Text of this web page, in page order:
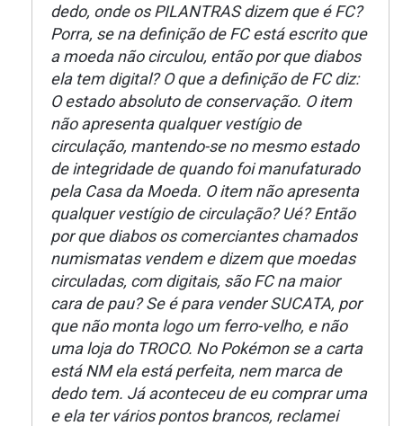
dedo, onde os PILANTRAS dizem que é FC?
Porra, se na definição de FC está escrito que
a moeda não circulou, então por que diabos
ela tem digital? O que a definição de FC diz:
O estado absoluto de conservação. O item
não apresenta qualquer vestígio de
circulação, mantendo-se no mesmo estado
de integridade de quando foi manufaturado
pela Casa da Moeda. O item não apresenta
qualquer vestígio de circulação? Ué? Então
por que diabos os comerciantes chamados
numismatas vendem e dizem que moedas
circuladas, com digitais, são FC na maior
cara de pau? Se é para vender SUCATA, por
que não monta logo um ferro-velho, e não
uma loja do TROCO. No Pokémon se a carta
está NM ela está perfeita, nem marca de
dedo tem. Já aconteceu de eu comprar uma
e ela ter vários pontos brancos, reclamei